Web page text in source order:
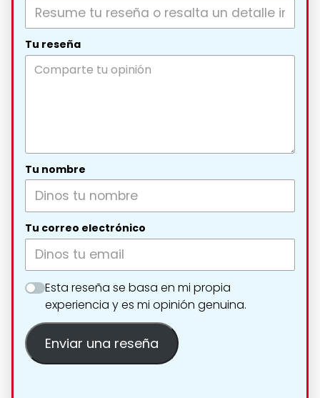
Tu reseña
Tu nombre
Tu correo electrónico
Esta reseña se basa en mi propia
experiencia y es mi opinión genuina.
Enviar una reseña